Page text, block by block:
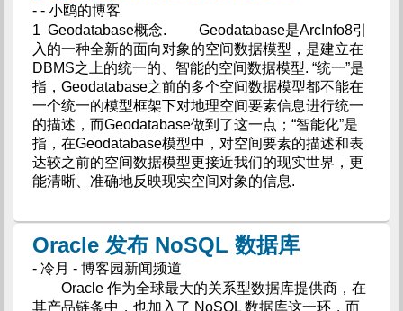
- - 小鸥的博客
1 Geodatabase概念. Geodatabase是ArcInfo8引
入的一种全新的面向对象的空间数据模型，是建立在
DBMS之上的统一的、智能的空间数据模型. “统一”是
指，Geodatabase之前的多个空间数据模型都不能在
一个统一的模型框架下对地理空间要素信息进行统一
的描述，而Geodatabase做到了这一点；“智能化”是
指，在Geodatabase模型中，对空间要素的描述和表
达较之前的空间数据模型更接近我们的现实世界，更
能清晰、准确地反映现实空间对象的信息.
Oracle 发布 NoSQL 数据库
- 冷月 - 博客园新闻频道
Oracle 作为全球最大的关系型数据库提供商，在
其产品链条中，也加入了 NoSQL 数据库这一环，而